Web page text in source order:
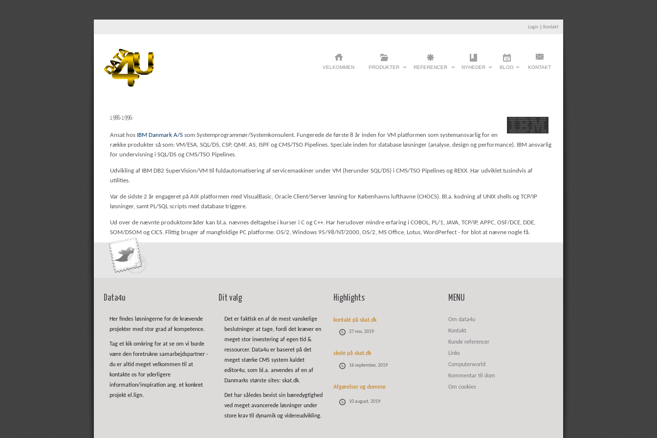
Login Kontakt
VELKOMMEN PRODUKTER REFERENCER NYHEDER BLOG KONTAKT
1986-1996:
Ansat hos IBM Danmark A/S som Systemprogrammør/Systemkonsulent. Fungerede de første 8 år inden for VM platformen som systemansvarlig for en
række produkter så som: VM/ESA, SQL/DS, CSP, QMF, AS, ISPF og CMS/TSO Pipelines. Speciale inden for database løsninger (analyse, design og performance). IBM ansvarlig
for undervisning i SQL/DS og CMS/TSO Pipelines.
Udvikling af IBM DB2 SuperVision/VM til fuldautomatisering af servicemaskiner under VM (herunder SQL/DS) i CMS/TSO Pipelines og REXX. Har udviklet tusindvis af
utilities.
Var de sidste 2 år engageret på AIX platformen med VisualBasic, Oracle Client/Server løsning for Københavns lufthavne (CHOCS). Bl.a. kodning af UNIX shells og TCP/IP
løsninger, samt PL/SQL scripts med database triggere.
Ud over de nævnte produktområder kan bl.a. nævnes deltagelse i kurser i C og C++. Har herudover mindre erfaring i COBOL, PL/1, JAVA, TCP/IP, APPC, OSF/DCE, DDE,
SOM/DSOM og CICS. Flittig bruger af mangfoldige PC platforme: OS/2, Windows 95/98/NT/2000, OS/2, MS Office, Lotus, WordPerfect - for blot at nævne nogle få.
Data4u
Her findes løsningerne for de krævende
projekter med stor grad af kompetence.
Tag et kik omkring for at se om vi burde
være den foretrukne samarbejdspartner -
du er altid meget velkommen til at
kontakte os for yderligere
information/inspiration ang. et konkret
projekt el.lign.
Dit valg
Det er faktisk en af de mest vanskelige
beslutninger at tage, fordi det kræver en
meget stor investering af egen tid &
ressourcer. Data4u er baseret på det
meget stærke CMS system kaldet
editor4u, som bl.a. anvendes af en af
Danmarks største sites: skat.dk.
Det har således bevist sin bæredygtighed
ved meget avancerede løsninger under
store krav til dynamik og videreudvikling.
Highlights
kontakt på skat.dk
27 nov, 2019
skole på skat.dk
16 september, 2019
Afgørelser og domme
10 august, 2019
MENU
Om data4u
Kontakt
Kunde referencer
Links
Computerworld
Kommentar til dom
Om cookies